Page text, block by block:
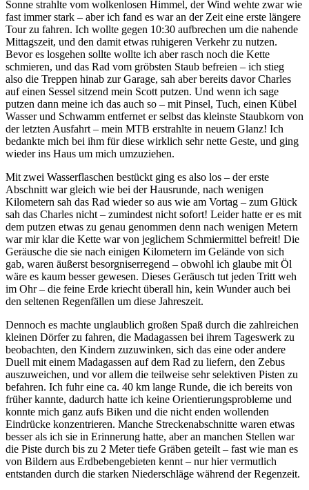
Sonne strahlte vom wolkenlosen Himmel, der Wind wehte zwar wie
fast immer stark – aber ich fand es war an der Zeit eine erste längere
Tour zu fahren. Ich wollte gegen 10:30 aufbrechen um die nahende
Mittagszeit, und den damit etwas ruhigeren Verkehr zu nutzen.
Bevor es losgehen sollte wollte ich aber rasch noch die Kette
schmieren, und das Rad vom gröbsten Staub befreien – ich stieg
also die Treppen hinab zur Garage, sah aber bereits davor Charles
auf einen Sessel sitzend mein Scott putzen. Und wenn ich sage
putzen dann meine ich das auch so – mit Pinsel, Tuch, einen Kübel
Wasser und Schwamm entfernet er selbst das kleinste Staubkorn von
der letzten Ausfahrt – mein MTB erstrahlte in neuem Glanz! Ich
bedankte mich bei ihm für diese wirklich sehr nette Geste, und ging
wieder ins Haus um mich umzuziehen.
Mit zwei Wasserflaschen bestückt ging es also los – der erste
Abschnitt war gleich wie bei der Hausrunde, nach wenigen
Kilometern sah das Rad wieder so aus wie am Vortag – zum Glück
sah das Charles nicht – zumindest nicht sofort! Leider hatte er es mit
dem putzen etwas zu genau genommen denn nach wenigen Metern
war mir klar die Kette war von jeglichem Schmiermittel befreit! Die
Geräusche die sie nach einigen Kilometern im Gelände von sich
gab, waren äußerst besorgniserregend – obwohl ich glaube mit Öl
wäre es kaum besser gewesen. Dieses Geräusch tut jeden Tritt weh
im Ohr – die feine Erde kriecht überall hin, kein Wunder auch bei
den seltenen Regenfällen um diese Jahreszeit.
Dennoch es machte unglaublich großen Spaß durch die zahlreichen
kleinen Dörfer zu fahren, die Madagassen bei ihrem Tageswerk zu
beobachten, den Kindern zuzuwinken, sich das eine oder andere
Duell mit einem Madagassen auf dem Rad zu liefern, den Zebus
auszuweichen, und vor allem die teilweise sehr selektiven Pisten zu
befahren. Ich fuhr eine ca. 40 km lange Runde, die ich bereits von
früher kannte, dadurch hatte ich keine Orientierungsprobleme und
konnte mich ganz aufs Biken und die nicht enden wollenden
Eindrücke konzentrieren. Manche Streckenabschnitte waren etwas
besser als ich sie in Erinnerung hatte, aber an manchen Stellen war
die Piste durch bis zu 2 Meter tiefe Gräben geteilt – fast wie man es
von Bildern aus Erdbebengebieten kennt – nur hier vermutlich
entstanden durch die starken Niederschläge während der Regenzeit.